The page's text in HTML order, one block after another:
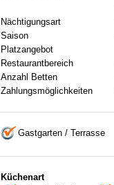
Nächtigungsart
Saison
Platzangebot
Restaurantbereich
Anzahl Betten
Zahlungsmöglichkeiten
Gastgarten / Terrasse
Küchenart